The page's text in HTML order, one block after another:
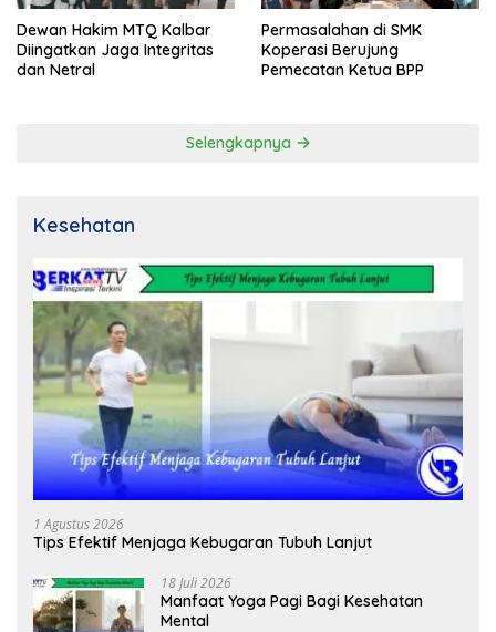
Dewan Hakim MTQ Kalbar
Diingatkan Jaga Integritas
dan Netral
Permasalahan di SMK
Koperasi Berujung
Pemecatan Ketua BPP
Selengkapnya
Kesehatan
1 Agustus 2026
Tips Efektif Menjaga Kebugaran Tubuh Lanjut
18 Juli 2026
Manfaat Yoga Pagi Bagi Kesehatan
Mental